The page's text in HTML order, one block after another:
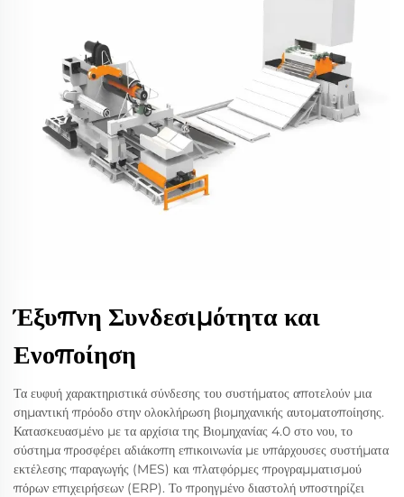
Έξυπνη Συνδεσιμότητα και
Ενοποίηση
Τα ευφυή χαρακτηριστικά σύνδεσης του συστήματος αποτελούν μια
σημαντική πρόοδο στην ολοκλήρωση βιομηχανικής αυτοματοποίησης.
Κατασκευασμένο με τα αρχίσια της Βιομηχανίας 4.0 στο νου, το
σύστημα προσφέρει αδιάκοπη επικοινωνία με υπάρχουσες συστήματα
εκτέλεσης παραγωγής (MES) και πλατφόρμες προγραμματισμού
πόρων επιχειρήσεων (ERP). Το προηγμένο διαστολή υποστηρίζει